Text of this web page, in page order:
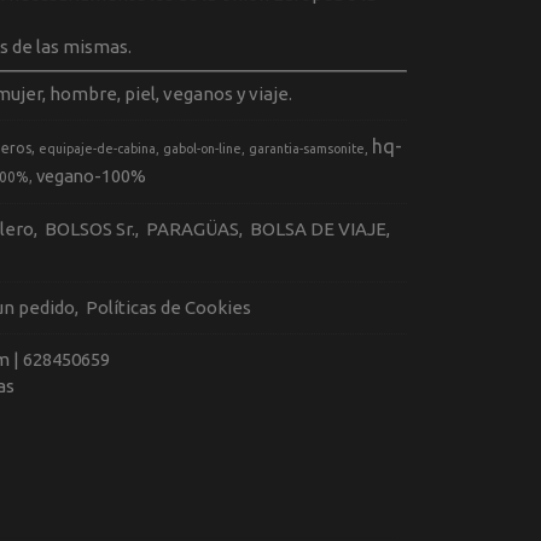
de las mismas.
hombre, piel, veganos y viaje.
equipaje-de-cabina gabol-on-line garantia-samsonite hq-
vegano-100%
BOLSOS Sr. PARAGÜAS BOLSA DE VIAJE
pedido Políticas de Cookies
| 628450659